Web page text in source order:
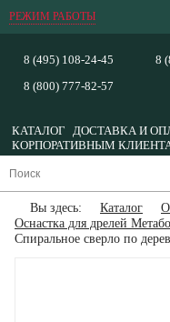
РЕЖИМ РАБОТЫ
8 (495) 108-24-45
8 (800) 777-82-57
8
КАТАЛОГ ДОСТАВКА И
КОРПОРАТИВНЫМ
Вы здесь: Каталог
Оснастка для дрелей Метабо
Спиральное сверло по